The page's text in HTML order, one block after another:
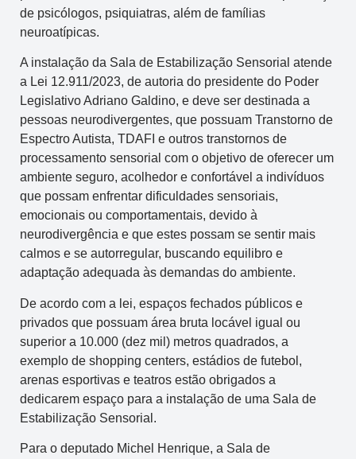
de psicólogos, psiquiatras, além de famílias
neuroatípicas.
A instalação da Sala de Estabilização Sensorial atende
a Lei 12.911/2023, de autoria do presidente do Poder
Legislativo Adriano Galdino, e deve ser destinada a
pessoas neurodivergentes, que possuam Transtorno de
Espectro Autista, TDAFI e outros transtornos de
processamento sensorial com o objetivo de oferecer um
ambiente seguro, acolhedor e confortável a indivíduos
que possam enfrentar dificuldades sensoriais,
emocionais ou comportamentais, devido à
neurodivergência e que estes possam se sentir mais
calmos e se autorregular, buscando equilibro e
adaptação adequada às demandas do ambiente.
De acordo com a lei, espaços fechados públicos e
privados que possuam área bruta locável igual ou
superior a 10.000 (dez mil) metros quadrados, a
exemplo de shopping centers, estádios de futebol,
arenas esportivas e teatros estão obrigados a
dedicarem espaço para a instalação de uma Sala de
Estabilização Sensorial.
Para o deputado Michel Henrique, a Sala de